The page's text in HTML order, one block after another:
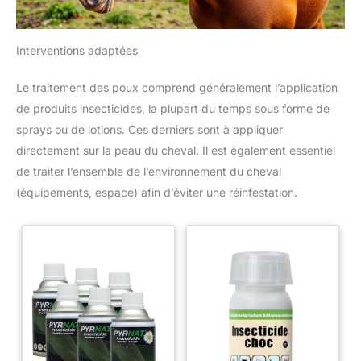
Interventions adaptées
Le traitement des poux comprend généralement l’application
de produits insecticides, la plupart du temps sous forme de
sprays ou de lotions. Ces derniers sont à appliquer
directement sur la peau du cheval. Il est également essentiel
de traiter l’ensemble de l’environnement du cheval
(équipements, espace) afin d’éviter une réinfestation.